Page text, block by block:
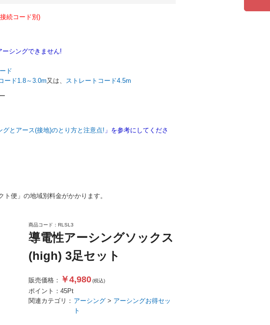
続コード別)
シングできません!
ド
ード1.8～3.0m又は、 ストレートコード4.5m
グとアース(接地)のとり方と注意点! 」 を参考にしてくださ
便」の地域別料金がかかります。
商品コード：RLSL3
導電性アーシングソックス
(high) 3足セット
販売価格： ￥4,980(税込)
ポイント： 45Pt
関連カテゴリ： アーシング > アーシングお得セッ
ト